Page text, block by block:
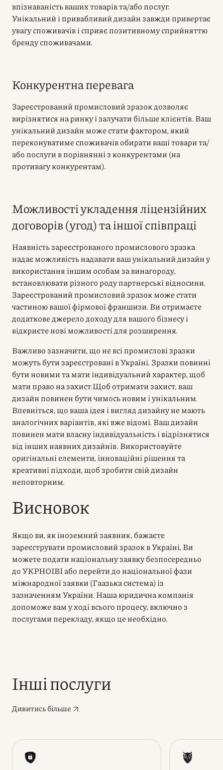
впізнаваність ваших товарів та/або послуг.
Унікальний і привабливий дизайн завжди привертає
увагу споживачів і сприяє позитивному сприйняттю
бренду споживачами.
Конкурентна перевага
Зареєстрований промисловий зразок дозволяє
вирізнятися на ринку і залучати більше клієнтів. Ваш
унікальний дизайн може стати фактором, який
переконуватиме споживачів обирати ваші товари та/
або послуги в порівнянні з конкурентами (на
противагу конкурентам).
Можливості укладення ліцензійних
договорів (угод) та іншої співпраці
Наявність зареєстрованого промислового зразка
надає можливість надавати ваш унікальний дизайн у
використання іншим особам за винагороду,
встановлювати різного роду партнерські відносини.
Зареєстрований промисловий зразок може стати
частиною вашої фірмової франшизи. Ви отримаєте
додаткове джерело доходу для вашого бізнесу і
відкриєте нові можливості для розширення.
Важливо зазначити, що не всі промислові зразки
можуть бути зареєстровані в Україні. Зразки повинні
бути новими та мати індивідуальний характер, щоб
мати право на захист.Щоб отримати захист, ваш
дизайн повинен бути чимось новим і унікальним.
Впевніться, що ваша ідея і вигляд дизайну не мають
аналогічних варіантів, які вже відомі. Ваш дизайн
повинен мати власну індивідуальність і відрізнятися
від інших наявних дизайнів. Використовуйте
оригінальні елементи, інноваційні рішення та
креативні підходи, щоб зробити свій дизайн
неповторним.
Висновок
Якщо ви, як іноземний заявник, бажаєте
зареєструвати промисловий зразок в Україні, Ви
можете подати національну заявку безпосередньо
до УКРНОІВІ або перейти до національної фази
міжнародної заявки (Гаазька система) із
зазначенням України. Наша юридична компанія
допоможе вам у ході всього процесу, включно з
послугами перекладу, якщо це необхідно.
Інші послуги
Дивитись більше